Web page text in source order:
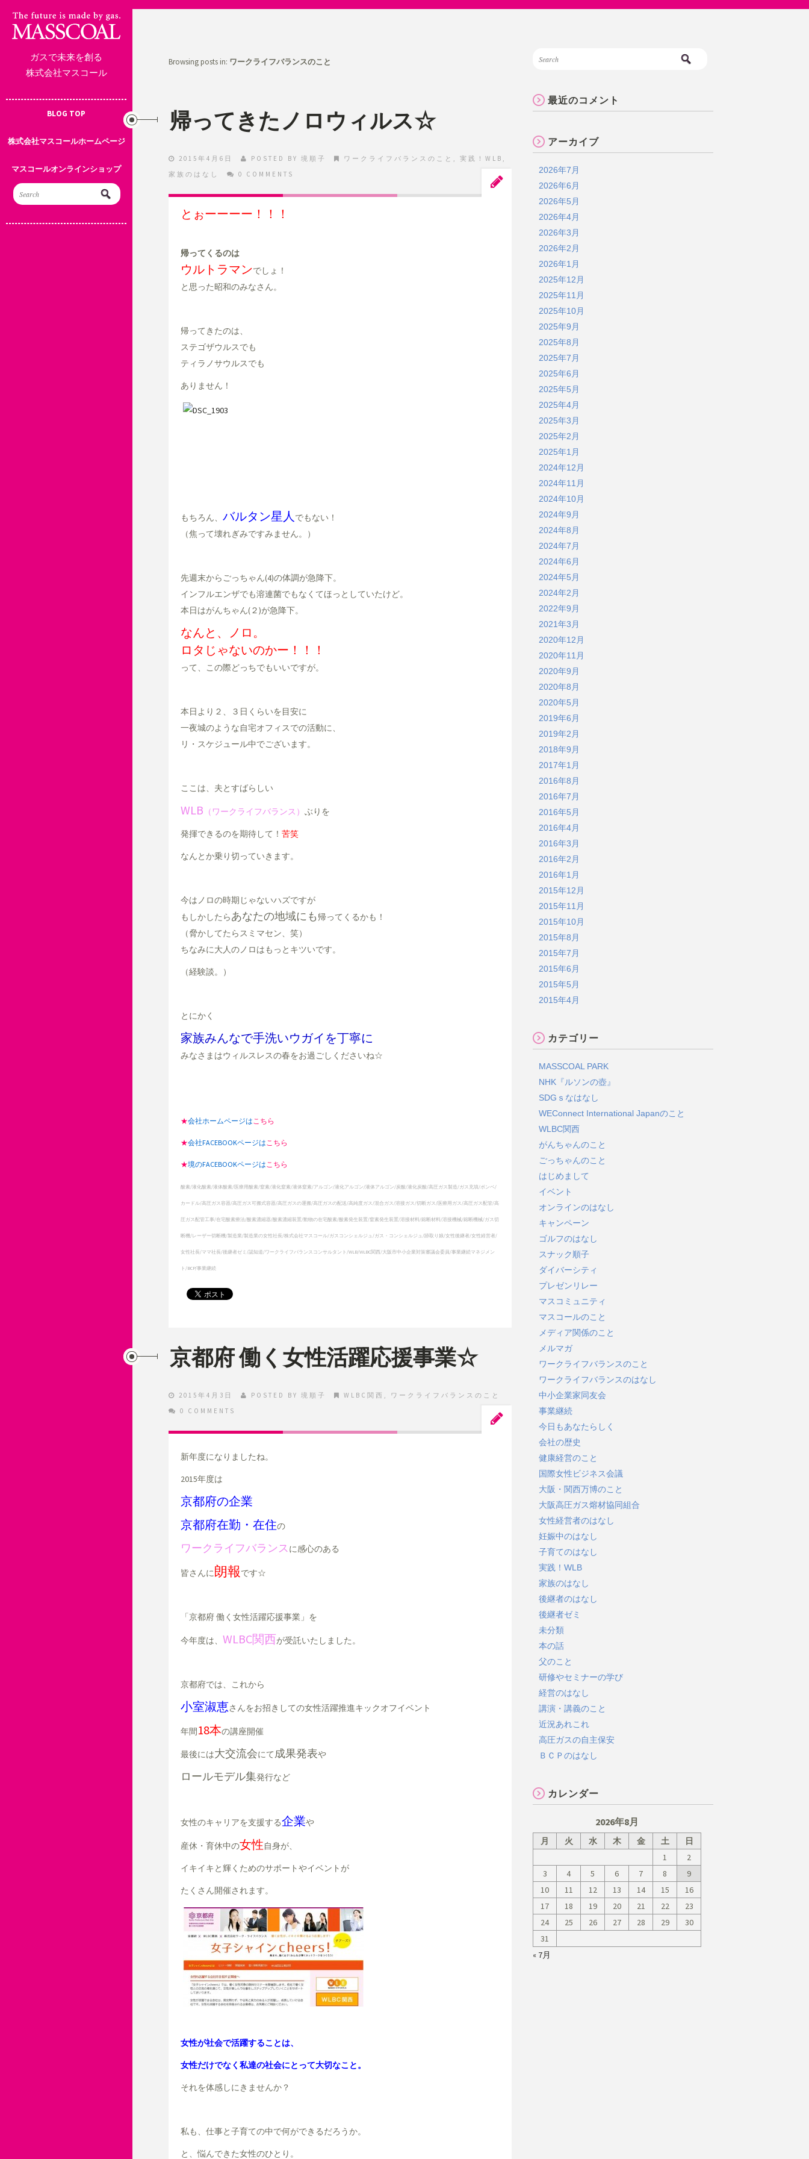
ガスで未来を創る
株式会社マスコール
BLOG TOP
株式会社マスコールホームページ
マスコールオンラインショップ
Browsing posts in: ワークライフバランスのこと
帰ってきたノロウィルス☆
2015年4月6日 POSTED BY 境順子 ワークライフバランスのこと , 実践！WLB ,
家族のはなし
0 COMMENTS
とぉーーーー！！！
帰ってくるのは
ウルトラマンでしょ！
と思った昭和のみなさん。
帰ってきたのは、
ステゴザウルスでも
ティラノサウルスでも
ありません！
もちろん、 バルタン星人 でもない！
（焦って壊れぎみですみません。）
先週末からごっちゃん(4)の体調が急降下。
インフルエンザでも溶連菌でもなくてほっとしていたけど。
本日はがんちゃん(２)が急降下。
なんと、ノロ。
ロタじゃないのかー！！！
って、この際どっちでもいいですが。
本日より２、３日くらいを目安に
一夜城のような自宅オフィスでの活動に、
リ・スケジュール中でございます。
ここは、夫とすばらしい
WLB （ワークライフバランス） ぶりを
発揮できるのを期待して！ 苦笑
なんとか乗り切っていきます。
今はノロの時期じゃないハズですが
もしかしたらあなたの地域にも 帰ってくるかも！
（脅かしてたらスミマセン、笑）
ちなみに大人のノロはもっとキツいです。
（経験談。）
とにかく
家族みんなで手洗いウガイを丁寧に
みなさまはウィルスレスの春をお過ごしくださいね☆
★会社ホームページは こちら
★会社FACEBOOKページは こちら
★境のFACEBOOKページは こちら
酸素/液化酸素/液体酸素/医療用酸素/窒素/液化窒素/液体窒素/アルゴン/液化アルゴン/液体アルゴン/炭酸/液化炭酸/高圧ガス製造/ガス充填/ボンベ/
カードル/高圧ガス容器/高圧ガス可搬式容器/高圧ガスの運搬/高圧ガスの配送/高純度ガス/混合ガス/溶接ガス/切断ガス/医療用ガス/高圧ガス配管/高
圧ガス配管工事/在宅酸素療法/酸素濃縮器/酸素濃縮装置/動物の在宅酸素/酸素発生装置/窒素発生装置/溶接材料/鎔断材料/溶接機械/鎔断機械/ガス切
断機/レーザー切断機/製造業/製造業の女性社長/株式会社マスコール/ガスコンシェルジュ/ガス・コンシェルジュ/跡取り娘/女性後継者/女性経営者/
女性社長/ママ社長/後継者ゼミ/認知道/ワークライフバランスコンサルタント/WLB/WLBC関西/大阪市中小企業対策審議会委員/事業継続マネジメン
ト/BCP/事業継続
京都府 働く女性活躍応援事業☆
2015年4月3日 POSTED BY 境順子 WLBC関西
ワークライフバランスのこと
0 COMMENTS
新年度になりましたね。
2015年度は
京都府の企業
京都府在勤・在住の
ワークライフバランスに感心のある
皆さんに朗報です☆
「京都府 働く女性活躍応援事業」を
今年度は、 WLBC関西が受託いたしました。
京都府では、これから
小室淑恵さんをお招きしての女性活躍推進キックオフイベント
年間18本の講座開催
最後には大交流会にて成果発表や
ロールモデル集発行など
女性のキャリアを支援する企業や
産休・育休中の女性自身が、
イキイキと輝くためのサポートやイベントが
たくさん開催されます。
女性が社会で活躍することは、
女性だけでなく私達の社会にとって大切なこと。
それを体感しにきませんか？
私も、仕事と子育ての中で何ができるだろうか。
と、悩んできた女性のひとり。
最近のコメント
アーカイブ
2026年7月
2026年6月
2026年5月
2026年4月
2026年3月
2026年2月
2026年1月
2025年12月
2025年11月
2025年10月
2025年9月
2025年8月
2025年7月
2025年6月
2025年5月
2025年4月
2025年3月
2025年2月
2025年1月
2024年12月
2024年11月
2024年10月
2024年9月
2024年8月
2024年7月
2024年6月
2024年5月
2024年2月
2022年9月
2021年3月
2020年12月
2020年11月
2020年9月
2020年8月
2020年5月
2019年6月
2019年2月
2018年9月
2017年1月
2016年8月
2016年7月
2016年5月
2016年4月
2016年3月
2016年2月
2016年1月
2015年12月
2015年11月
2015年10月
2015年8月
2015年7月
2015年6月
2015年5月
2015年4月
カテゴリー
MASSCOAL PARK
NHK『ルソンの壺』
SDGｓなはなし
WEConnect International Japanのこと
WLBC関西
がんちゃんのこと
ごっちゃんのこと
はじめまして
イベント
オンラインのはなし
キャンペーン
ゴルフのはなし
スナック順子
ダイバーシティ
プレゼンリレー
マスコミュニティ
マスコールのこと
メディア関係のこと
メルマガ
ワークライフバランスのこと
ワークライフバランスのはなし
中小企業家同友会
事業継続
今日もあなたらしく
会社の歴史
健康経営のこと
国際女性ビジネス会議
大阪・関西万博のこと
大阪高圧ガス熔材協同組合
女性経営者のはなし
妊娠中のはなし
子育てのはなし
実践！WLB
家族のはなし
後継者のはなし
後継者ゼミ
未分類
本の話
父のこと
研修やセミナーの学び
経営のはなし
講演・講義のこと
近況あれこれ
高圧ガスの自主保安
ＢＣＰのはなし
カレンダー
2026年8月
月 火 水 木 金 土
日
1
2
3
4 5 6 7 8
9
10
11 12 13 14 15
16
17
18 19 20 21 22
23
24
25 26 27 28 29
30
31
« 7月